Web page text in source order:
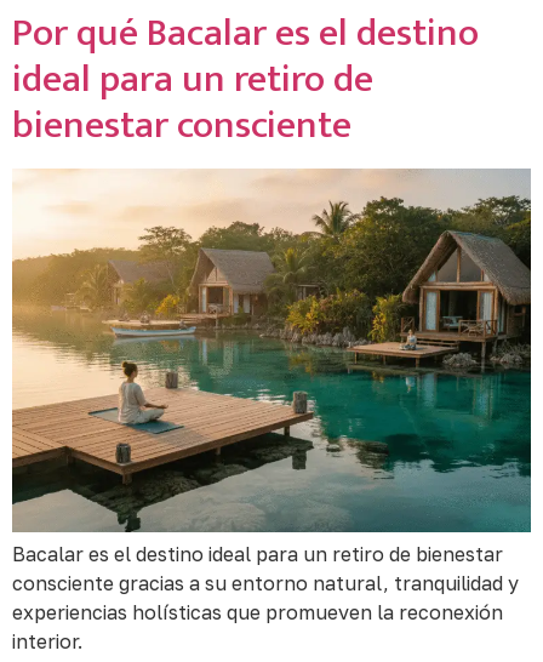
Por qué Bacalar es el destino
ideal para un retiro de
bienestar consciente
Bacalar es el destino ideal para un retiro de bienestar
consciente gracias a su entorno natural, tranquilidad y
experiencias holísticas que promueven la reconexión
interior.